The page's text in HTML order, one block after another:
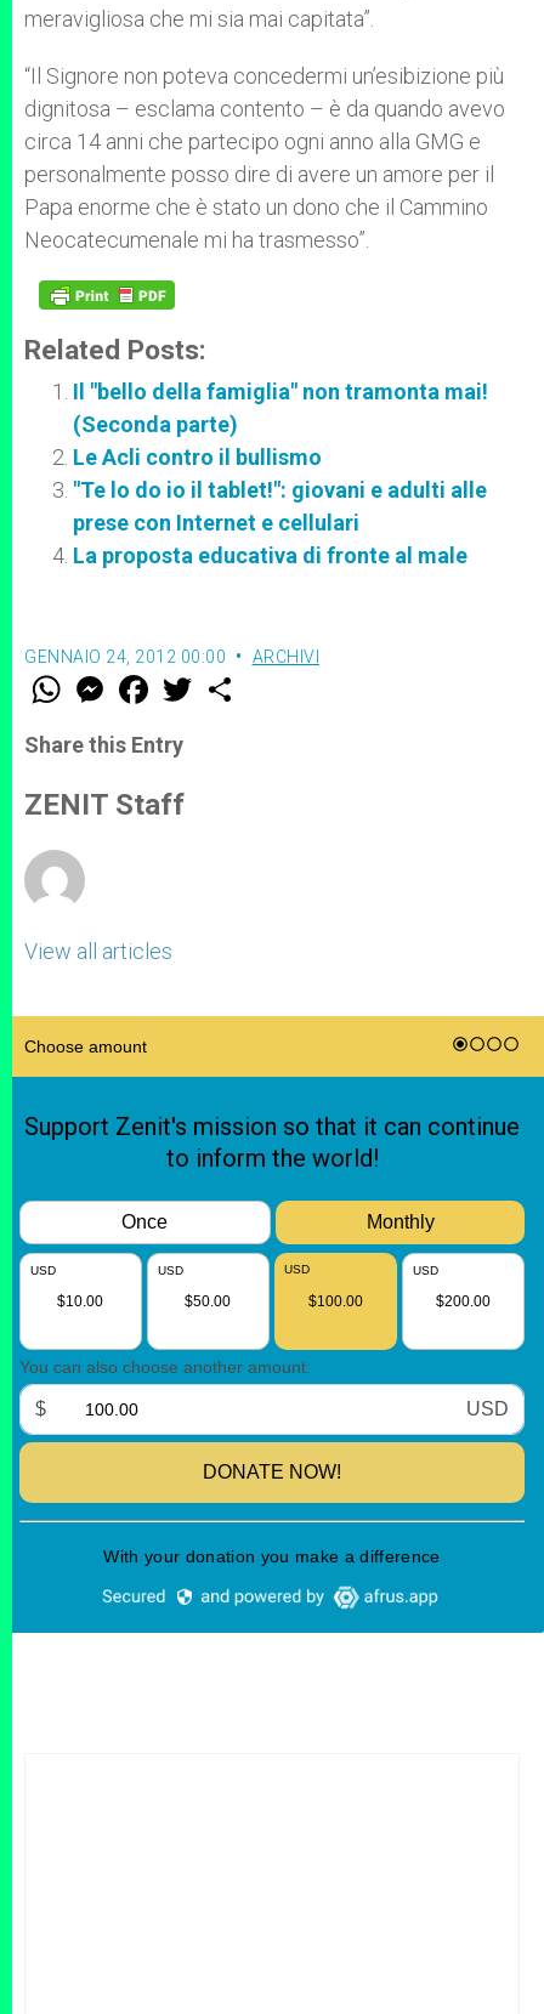
meravigliosa che mi sia mai capitata”.
“Il Signore non poteva concedermi un’esibizione più
dignitosa – esclama contento – è da quando avevo
circa 14 anni che partecipo ogni anno alla GMG e
personalmente posso dire di avere un amore per il
Papa enorme che è stato un dono che il Cammino
Neocatecumenale mi ha trasmesso”.
Related Posts:
Il "bello della famiglia" non tramonta mai!
(Seconda parte)
Le Acli contro il bullismo
"Te lo do io il tablet!": giovani e adulti alle
prese con Internet e cellulari
La proposta educativa di fronte al male
GENNAIO 24, 2012 00:00 ARCHIVI
W
t
s
p
p
M
e
s
e
g
e
F
a
e
b
o
k
w
Share this Entry
ZENIT Staff
View all articles